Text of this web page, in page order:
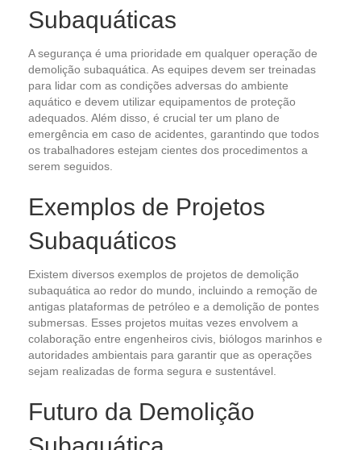
Subaquáticas
A segurança é uma prioridade em qualquer operação de
demolição subaquática. As equipes devem ser treinadas
para lidar com as condições adversas do ambiente
aquático e devem utilizar equipamentos de proteção
adequados. Além disso, é crucial ter um plano de
emergência em caso de acidentes, garantindo que todos
os trabalhadores estejam cientes dos procedimentos a
serem seguidos.
Exemplos de Projetos
Subaquáticos
Existem diversos exemplos de projetos de demolição
subaquática ao redor do mundo, incluindo a remoção de
antigas plataformas de petróleo e a demolição de pontes
submersas. Esses projetos muitas vezes envolvem a
colaboração entre engenheiros civis, biólogos marinhos e
autoridades ambientais para garantir que as operações
sejam realizadas de forma segura e sustentável.
Futuro da Demolição